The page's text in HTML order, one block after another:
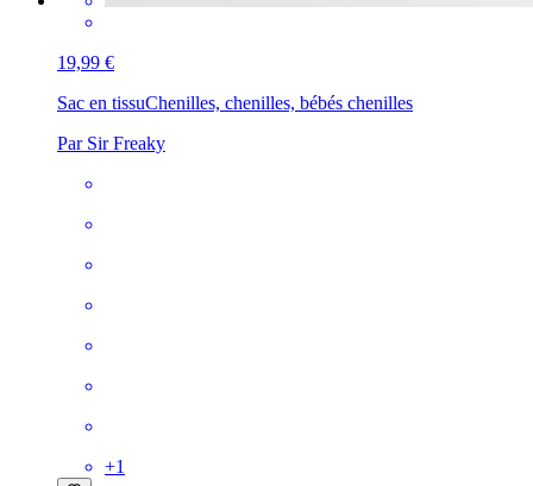
19,99 €
Sac en tissuChenilles, chenilles, bébés chenilles
Par Sir Freaky
+1